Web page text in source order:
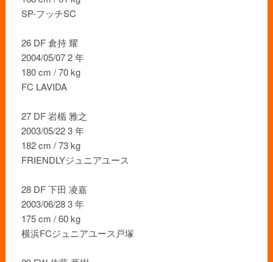
SP-フッチSC
26 DF 倉持 耀
2004/05/07 2 年
180 cm / 70 kg
FC LAVIDA
27 DF 岩楯 雅之
2003/05/22 3 年
182 cm / 73 kg
FRIENDLYジュニアユース
28 DF 下田 凌嘉
2003/06/28 3 年
175 cm / 60 kg
横浜FCジュニアユース戸塚